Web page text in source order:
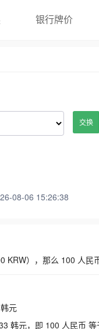
银行牌价
交换
08-06 15:26:38
），那么 100 人民
元
韩元，即 100 人民币